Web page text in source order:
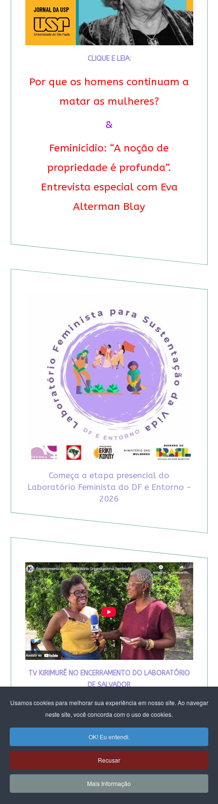
Usamos cookies para melhorar sua experiência em nosso site. Ao navegar
neste site, você concorda com o uso de cookies.
OK! Eu entendi.
Recusar
Mais Informação
CLIQUE E LEIA:
Por que os homens continuam a
matar as mulheres?
&
Feminicídio: “A noção de
propriedade é profunda”.
Entrevista especial com Eva
Alterman Blay
Começa a etapa presencial do
Laboratório Feminista do DF e Entorno -
2026
TV KIRIMURÊ NO ENCERRAMENTO DO LABORATÓRIO
DE SALVADOR